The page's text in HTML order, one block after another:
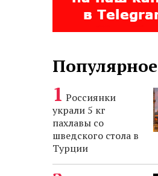
Популярное
Россиянки
украли 5 кг
пахлавы со
шведского стола в
Турции